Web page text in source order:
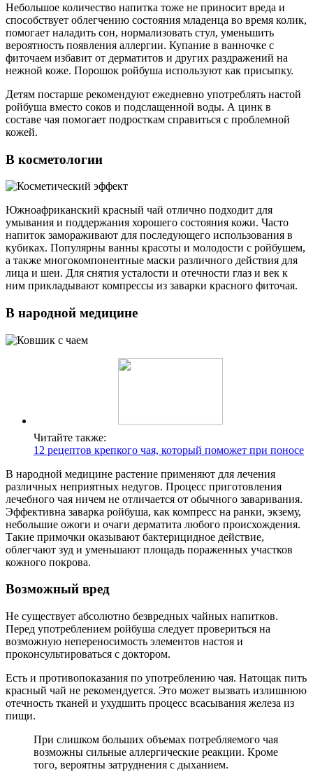
Небольшое количество напитка тоже не приносит вреда и
способствует облегчению состояния младенца во время колик,
помогает наладить сон, нормализовать стул, уменьшить
вероятность появления аллергии. Купание в ванночке с
фиточаем избавит от дерматитов и других раздражений на
нежной коже. Порошок ройбуша используют как присыпку.
Детям постарше рекомендуют ежедневно употреблять настой
ройбуша вместо соков и подслащенной воды. А цинк в
составе чая помогает подросткам справиться с проблемной
кожей.
В косметологии
Южноафриканский красный чай отлично подходит для
умывания и поддержания хорошего состояния кожи. Часто
напиток замораживают для последующего использования в
кубиках. Популярны ванны красоты и молодости с ройбушем,
а также многокомпонентные маски различного действия для
лица и шеи. Для снятия усталости и отечности глаз и век к
ним прикладывают компрессы из заварки красного фиточая.
В народной медицине
Читайте также:
12 рецептов крепкого чая, который поможет при поносе
В народной медицине растение применяют для лечения
различных неприятных недугов. Процесс приготовления
лечебного чая ничем не отличается от обычного заваривания.
Эффективна заварка ройбуша, как компресс на ранки, экзему,
небольшие ожоги и очаги дерматита любого происхождения.
Такие примочки оказывают бактерицидное действие,
облегчают зуд и уменьшают площадь пораженных участков
кожного покрова.
Возможный вред
Не существует абсолютно безвредных чайных напитков.
Перед употреблением ройбуша следует провериться на
возможную непереносимость элементов настоя и
проконсультироваться с доктором.
Есть и противопоказания по употреблению чая. Натощак пить
красный чай не рекомендуется. Это может вызвать излишнюю
отечность тканей и ухудшить процесс всасывания железа из
пищи.
При слишком больших объемах потребляемого чая
возможны сильные аллергические реакции. Кроме
того, вероятны затруднения с дыханием.